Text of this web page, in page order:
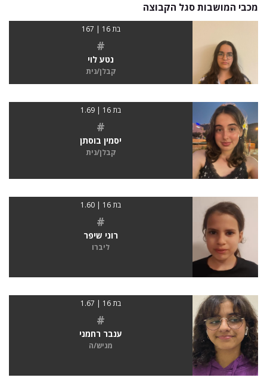
מכבי המושבות סגל הקבוצה
בת 16 | 167
#
נטע לוי
קבלן/נית
בת 16 | 1.69
#
יסמין בוסתן
קבלן/נית
בת 16 | 1.60
#
רוני שיפר
ליברו
בת 16 | 1.67
#
ענבר רחמני
מגיש/ה